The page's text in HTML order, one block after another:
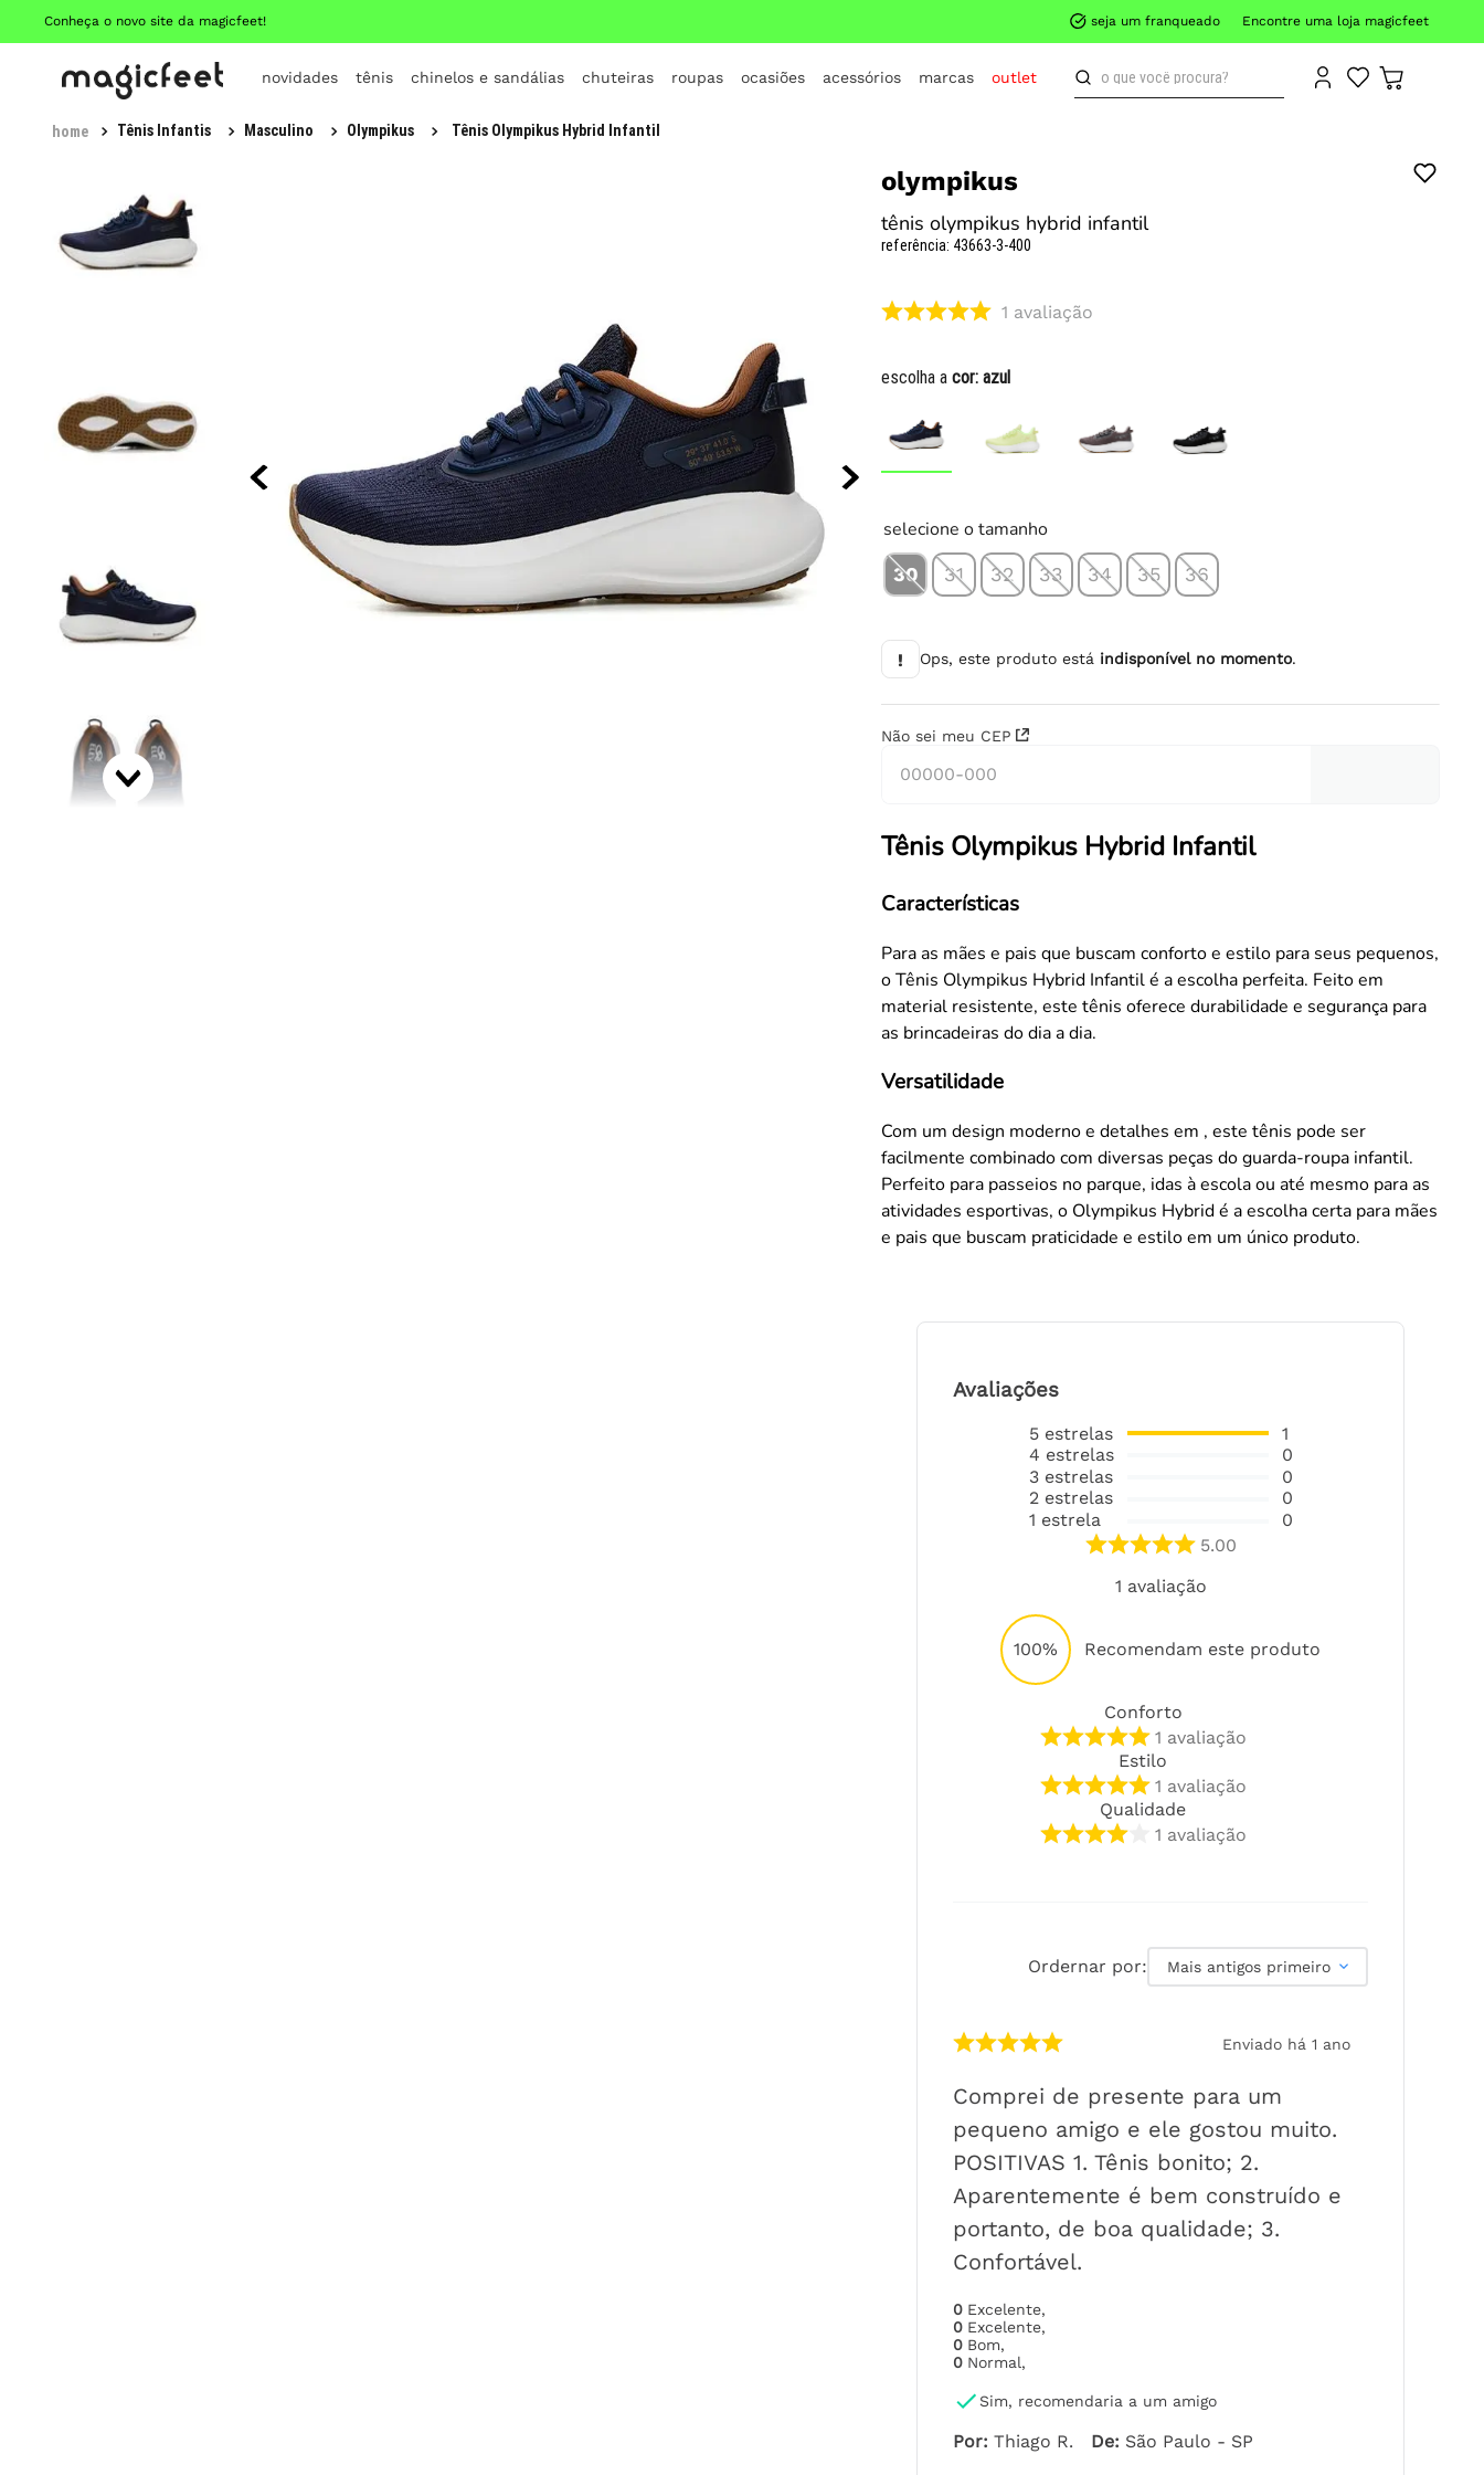
Conheça o novo site da magicfeet! seja um franqueado Encontre uma loja magicfeet
novidades tênis chinelos e sandálias chuteiras roupas ocasiões acessórios marcas outlet
o que você procura?
Tênis Infantis Masculino Olympikus Tênis Olympikus Hybrid Infantil
olympikus
tênis olympikus hybrid infantil
referência: 43663-3-400
1 avaliação
escolha acor:azul
selecione o tamanho
30 31 32 33 34 35 36
! Ops, este produto está indisponível no momento.
Não sei meu CEP
Tênis Olympikus Hybrid Infantil
Características
Para as mães e pais que buscam conforto e estilo para seus pequenos,
o Tênis Olympikus Hybrid Infantil é a escolha perfeita. Feito em
material resistente, este tênis oferece durabilidade e segurança para
as brincadeiras do dia a dia.
Versatilidade
Com um design moderno e detalhes em , este tênis pode ser
facilmente combinado com diversas peças do guarda-roupa infantil.
Perfeito para passeios no parque, idas à escola ou até mesmo para as
atividades esportivas, o Olympikus Hybrid é a escolha certa para mães
e pais que buscam praticidade e estilo em um único produto.
Avaliações
5 estrelas
4 estrelas
3 estrelas
2 estrelas
1 estrela
1
0
0
0
0
5.00
1 avaliação
100% Recomendam este produto
Conforto
1 avaliação
Estilo
1 avaliação
Qualidade
1 avaliação
Ordernar por: Mais antigos primeiro
Enviado há 1 ano
Comprei de presente para um
pequeno amigo e ele gostou muito.
POSITIVAS 1. Tênis bonito; 2.
Aparentemente é bem construído e
portanto, de boa qualidade; 3.
Confortável.
0 Excelente,
0 Excelente,
0 Bom,
0 Normal,
Sim, recomendaria a um amigo
Por: Thiago R. De: São Paulo - SP
TERMOS MAIS BUSCADOS
croc
7º
all star
8
vans
9º
tênis infantil
10º chuteira